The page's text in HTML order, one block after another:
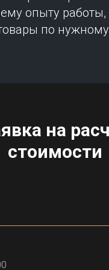
опыту
по
на
стоимости